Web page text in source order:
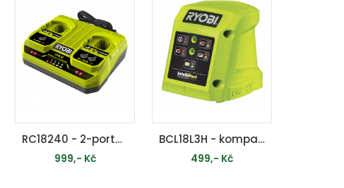
RC18240 - 2-portová nabíječka ONE+
999,- Kč
BCL18L3H - kompaktní nabíječka pro akumulátory ONE+
499,- Kč